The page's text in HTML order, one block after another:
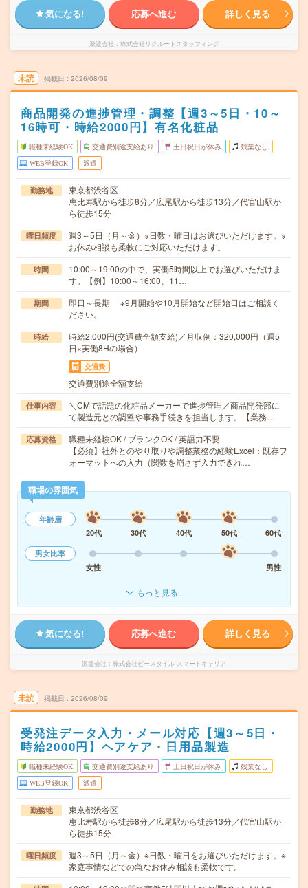
気になる! 応募へ進む 詳しく見る
派遣会社 株式会社リクルートスタッフィング
未読 掲載日 2026/08/09
商品開発の進捗管理・調整【週3～5日・10～
16時可・時給2000円】有名化粧品
職種未経験OK 交通費別途支給あり 土日祝日が休み 残業なし
WEB登録OK 派遣
勤務地
東京都渋谷区
恵比寿駅から徒歩8分／広尾駅から徒歩13分／代官山駅か
ら徒歩15分
曜日頻度
週3～5日（月～金）※日数・曜日はお選びいただけます。※
お休み相談も柔軟にご対応いただけます。
時間
10:00～19:00の中で、実働5時間以上でお選びいただけま
す。【例】10:00～16:00、11…
期間
即日～長期 ※9月開始や10月開始など開始日はご相談く
ださい。
時給
時給2,000円(交通費全額支給)／月収例：320,000円（週5
日×実働8Hの場合）
交通費
交通費別途全額支給
仕事内容
＼CMで話題の化粧品メーカーで進捗管理／商品開発部に
て製造元との調整や事務手続きを担当します。【業務…
応募資格
職種未経験OK / ブランクOK / 英語力不要
【必須】社外とのやり取りや調整業務の経験Excel：既存フ
ォーマットへの入力（関数を崩さず入力できれ…
職場の雰囲気
年齢層
20代
30代 40代 50代
60代
男女比率
女性
男性
もっと見る
気になる! 応募へ進む 詳しく見る
派遣会社 株式会社ビースタイル スマートキャリア
未読 掲載日 2026/08/09
受発注データ入力・メール対応【週3～5日・
時給2000円】ヘアケア・日用品製造
職種未経験OK 交通費別途支給あり 土日祝日が休み 残業なし
WEB登録OK 派遣
勤務地
東京都渋谷区
恵比寿駅から徒歩8分／広尾駅から徒歩13分／代官山駅か
ら徒歩15分
曜日頻度
週3～5日（月～金）※日数・曜日をお選びいただけます。※
家庭事情などでの急なお休み相談も柔軟です。